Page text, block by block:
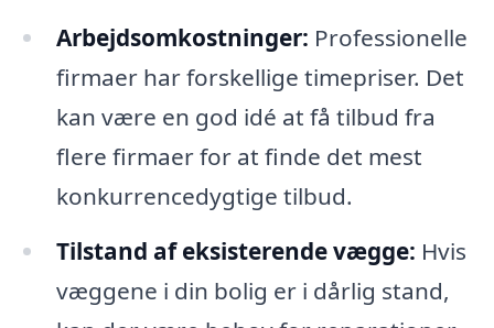
Arbejdsomkostninger: Professionelle
firmaer har forskellige timepriser. Det
kan være en god idé at få tilbud fra
flere firmaer for at finde det mest
konkurrencedygtige tilbud.
Tilstand af eksisterende vægge: Hvis
væggene i din bolig er i dårlig stand,